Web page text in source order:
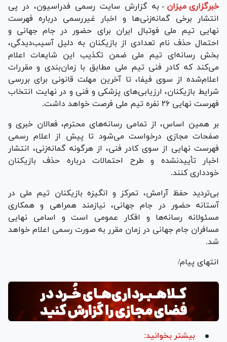
خبرگزاری میزان - به گزارش سایت رسمی فدراسیون، در پی
انتشار برخی گمانه‌زنی‌ها و اخبار غیررسمی درباره فهرست
نهایی تیم ملی فوتبال ایران برای حضور در جام جهانی و
احتمال حذف نام تعدادی از بازیکنان به دلیل آسیب‌دیدگی،
بخش رسانه‌ای تیم ملی ضمن تکذیب این شایعات اعلام
می‌کند که کادر فنی تیم ملی مطابق با زمان‌بندی و مقررات
اعلام‌شده از سوی فیفا، تا آخرین مهلت قانونی برای بررسی
شرایط بازیکنان، ارزیابی‌های پزشکی و فنی و در نهایت انتخاب
فهرست نهایی ۲۶ نفره تیم ملی فرصت خواهد داشت.
بر همین اساس، از تمامی رسانه‌های محترم، فعالان خبری و
صفحات مجازی درخواست می‌شود تا پیش از اعلام رسمی
فهرست نهایی از سوی کادر فنی، از هرگونه گمانه‌زنی، انتشار
اخبار تأییدنشده و طرح احتمالات درباره حذف بازیکنان
خودداری کنند.
بی‌تردید حفظ آرامش، تمرکز و انگیزه بازیکنان تیم ملی در
آستانه حضور در جام جهانی، نیازمند همراهی و همکاری
مسئولانه رسانه‌ها و افکار عمومی است و اسامی نهایی
مسافران جام جهانی در زمان مقرر به صورت رسمی اعلام خواهد
شد.
انتهای پیام/
بیشتر بخوانید: